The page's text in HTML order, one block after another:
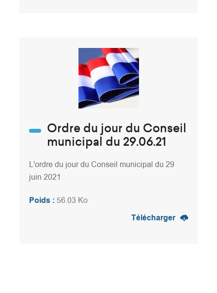
Ordre du jour du Conseil
municipal du 29.06.21
L'ordre du jour du Conseil municipal du 29
juin 2021
Poids : 56.03 Ko
Télécharger